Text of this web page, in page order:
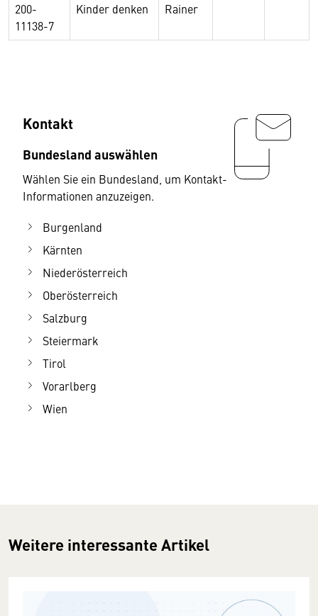
200-
11138-7
Kinder denken
Rainer
Kontakt
Bundesland auswählen
Wählen Sie ein Bundesland, um Kontakt-
Informationen anzuzeigen.
Burgenland
Kärnten
Niederösterreich
Oberösterreich
Salzburg
Steiermark
Tirol
Vorarlberg
Wien
Weitere interessante Artikel